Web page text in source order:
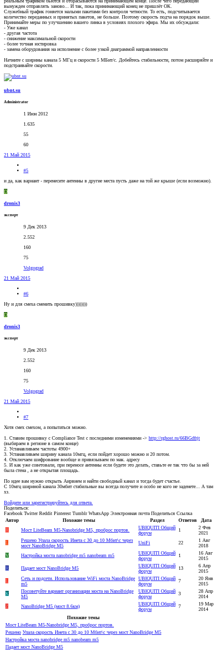
вынужден отправлять заново... И так, пока принимающий конец не пришлёт ОК.
Служебный трафик гоняется малыми пакетами без контроля четности. То есть, подсчитывается
количество переданных и принятых пакетов, не больше. Поэтому скорость подча на порядок выше.
Принимайте меры по улучшению вашего линка в условиях плохого эфира. Мы их обсуждали:
- Уже канал
- другая частота
- снижение максимальной скорости
- более точная юстировка
- замена оборудования на исполнение с более узкой диаграммой направленности
Начните с ширины канала 5 МГц и скорости 5 МБит/с. Добейтесь стабильности, потом расширяйте и
подстраивайте скорости.
ubnt.su
Administrator
1 Июн 2012
1.635
55
60
21 Май 2015
#5
и да, как вариант - перенесите антенны в другие места пусть даже на той же крыше (если возможно).
D
dronis3
эксперт
9 Дек 2013
2.552
160
75
Volgograd
21 Май 2015
#6
Ну и для смеха сменить прошивку))))))))
D
dronis3
эксперт
9 Дек 2013
2.552
160
75
Volgograd
21 Май 2015
#7
Хотя смех смехом, а попытаться можно.
1. Ставим прошивку с Compliance Test с последними изменениями -> http://rghost.ru/66BGdfrjt
(выбираем в регионе в самом конце)
2. Устанавливаем частоты 4900+
3. Устанавливаем ширину канала 10мгц, если пойдет хорошо можно и 20 потом.
4. Отключаем шифрование вообще и привязываем по мак. адресу
5. И как уже советовали, при переносе антенны если будете это делать, ставьте ее так что бы за ней
была стена , а не открытая площадь.
По идее вам нужно открыть Аирвием и найти свободный канал и тогда будет счастье.
С 10мгц шириной канала 30мбит стабильные вы всегда получите и особо не кого не заденете... А там
хз.
Войдите или зарегистрируйтесь для ответа.
Поделиться:
Facebook Twitter Reddit Pinterest Tumblr WhatsApp Электронная почта Поделиться Ссылка
Автор
Похожие темы Раздел Ответов
Дата
R
Мост LiteBeam M5-Nanobridge M5, проброс портов.
UBIQUITI Общий
форум
1
2 Фев
2021
L
Решено Упала скорость Инета с 30 до 10 Мбит\с через
мост NanoBridge M5
UniFi 22
1 Авг
2018
V
Настройка моста nanobridge m5 nanobeam m5
UBIQUITI Общий
форум
1
16 Авг
2015
R
Падает мост NanoBridge M5
UBIQUITI Общий
форум
13
6 Апр
2015
L
Сеть и подсети. Использование WiFi моста NanoBridge
m5
UBIQUITI Общий
форум
7
20 Янв
2015
К
Посоветуйте вариант организации моста на NanoBridge
M5
UBIQUITI Общий
форум
3
28 Апр
2014
Z
NanoBridge M5 (мост 8.6км)
UBIQUITI Общий
форум
7
19 Мар
2014
Похожие темы
Мост LiteBeam M5-Nanobridge M5, проброс портов.
Решено Упала скорость Инета с 30 до 10 Мбит\с через мост NanoBridge M5
Настройка моста nanobridge m5 nanobeam m5
Падает мост NanoBridge M5